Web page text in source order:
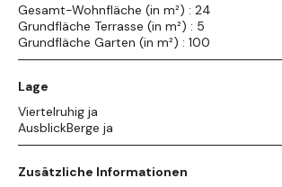
Gesamt-Wohnfläche (in m²) : 24
Grundfläche Terrasse (in m²) : 5
Grundfläche Garten (in m²) : 100
Lage
Viertelruhig ja
AusblickBerge ja
Zusätzliche Informationen